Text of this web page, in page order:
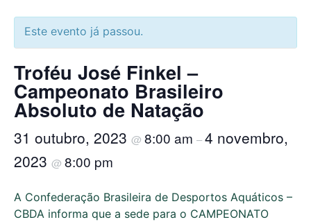
Este evento já passou.
Troféu José Finkel –
Campeonato Brasileiro
Absoluto de Natação
31 outubro, 2023 @ 8:00 am –4 novembro,
2023 @ 8:00 pm
A Confederação Brasileira de Desportos Aquáticos –
CBDA informa que a sede para o CAMPEONATO